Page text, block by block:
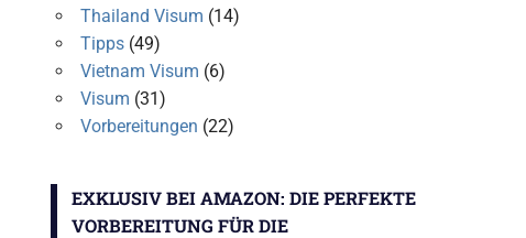
Thailand Visum (14)
Tipps(49)
Vietnam Visum (6)
Visum (31)
Vorbereitungen (22)
EXKLUSIV BEI AMAZON: DIE PERFEKTE
VORBEREITUNG FÜR DIE